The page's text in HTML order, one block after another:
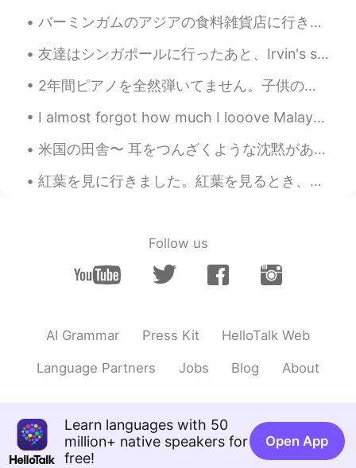
バーミンガムのアジアの食料雑貨店に行きました。日本のカレーを作ってみたいです。タイのカレーが一番好きなカレーです。日本のカレーの味がまだ食べたことがありません。どうですか？味噌スップも大好きだか...
友達はシンガポールに行ったあと、Irvin's salted egg fish skinをお土産としてくれました。大好きになった。フィリピンにもこれは人気があります。友達か家族はフィリピンに行け...
2年間ピアノを全然弾いてません。子供の時、私の好きなおもちゃはピアノおもちゃでした。色々な歌を聞いておの歌をピアノで弾けました。だから、ピアノのレッスンを受けました。しかし、音符を読めませんでし...
I almost forgot how much I looove Malaysian food. アトランタの一番好きなレストランで食べられて超嬉しい！😭🤤 It’s a visceral t...
米国の田舎〜 耳をつんざくような沈黙があります。 空虚が窒息しています。 もっと皮肉なことは考えられません。 いくつかの人はアメリカを思うとき、ニューヨークとかロスアンゼルスとかシカゴとかサン...
紅葉を見に行きました。紅葉を見るとき、変わることがあまり悪くないと思ってる。実際には美しいですね。🍂🍁 ー たまたまホテルに近い湖でスイスイに泳いでたアヒルを見た。最初の写真には、1羽のアヒル...
Follow us
AI Grammar Press Kit HelloTalk Web
Language Partners Jobs Blog About
Learn languages with 50
million+ native speakers for
free!
Open App